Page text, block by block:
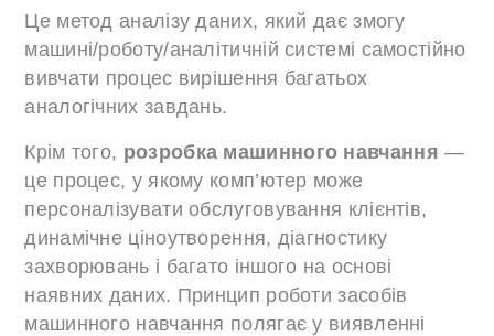
Це метод аналізу даних, який дає змогу
машині/роботу/аналітичній системі самостійно
вивчати процес вирішення багатьох
аналогічних завдань.
Крім того, розробка машинного навчання —
це процес, у якому комп’ютер може
персоналізувати обслуговування клієнтів,
динамічне ціноутворення, діагностику
захворювань і багато іншого на основі
наявних даних. Принцип роботи засобів
машинного навчання полягає у виявленні